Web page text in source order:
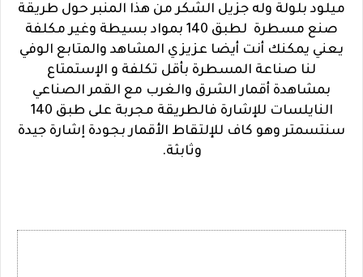
ميلود بلولة وله جزيل الشكر من هذا المنبر حول طريقة
صنع مسطرة لطبق 140 بمواد بسيطة وغير مكلفة
يعني يمكنك أنت أيضا عزيزي المشاهد والمتابع الوفي
لنا صناعة المسطرة بأقل تكلفة و الإستمتاع
بمشاهدة أقمار الشرق والغرب مع القمر الصناعي
النايلسات للإشارة فالطريقة مجربة على طبق 140
سنتسمتر وهو كاف للإلتقاط الأقمار بجودة إشارة جيدة
وثابثة.